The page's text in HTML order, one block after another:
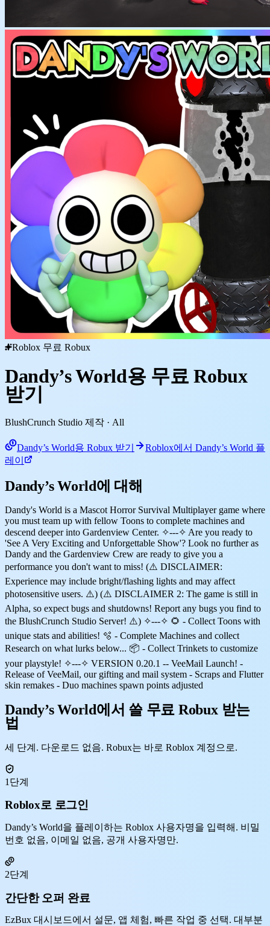
Roblox 무료 Robux
Dandy’s World용 무료 Robux
받기
BlushCrunch Studio 제작 · All
Dandy’s World용 Robux 받기
Roblox에서 Dandy’s World 플
레이
Dandy’s World에 대해
Dandy's World is a Mascot Horror Survival Multiplayer game where
you must team up with fellow Toons to complete machines and
descend deeper into Gardenview Center. ✧---✧ Are you ready to
'See A Very Exciting and Unforgettable Show'? Look no further as
Dandy and the Gardenview Crew are ready to give you a
performance you don't want to miss! (⚠️ DISCLAIMER:
Experience may include bright/flashing lights and may affect
photosensitive users. ⚠️) (⚠️ DISCLAIMER 2: The game is still in
Alpha, so expect bugs and shutdowns! Report any bugs you find to
the BlushCrunch Studio Server! ⚠️) ✧---✧ 🌻 - Collect Toons with
unique stats and abilities! 🫧 - Complete Machines and collect
Research on what lurks below... 📦 - Collect Trinkets to customize
your playstyle! ✧---✧ VERSION 0.20.1 -- VeeMail Launch! -
Release of VeeMail, our gifting and mail system - Scraps and Flutter
skin remakes - Duo machines spawn points adjusted
Dandy’s World에서 쓸 무료 Robux 받는
법
세 단계. 다운로드 없음. Robux는 바로 Roblox 계정으로.
1단계
Roblox로 로그인
Dandy’s World을 플레이하는 Roblox 사용자명을 입력해. 비밀
번호 없음, 이메일 없음, 공개 사용자명만.
2단계
간단한 오퍼 완료
EzBux 대시보드에서 설문, 앱 체험, 빠른 작업 중 선택. 대부분